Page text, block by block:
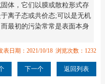
体，它们以膜或散粒形式存
离子态或共价态;可以是无机
最初的污染常常是表面本身
表日期：2021/10/18 浏览次数：1232
下一个 返回列表